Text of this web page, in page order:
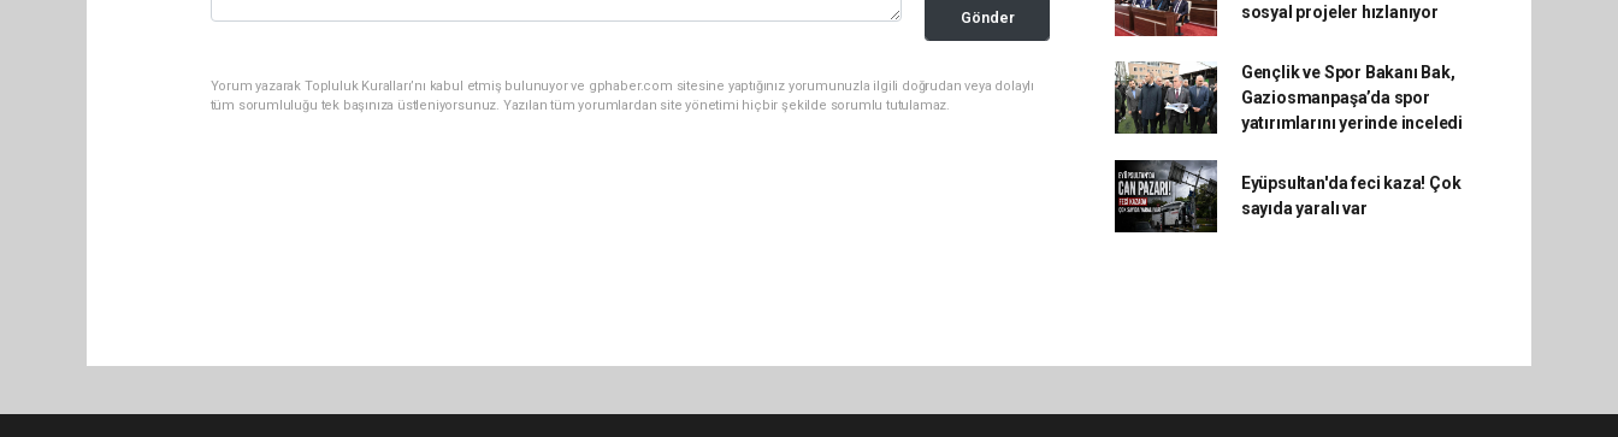
Gönder
Yorum yazarak Topluluk Kuralları’nı kabul etmiş bulunuyor ve gphaber.com sitesine yaptığınız yorumunuzla ilgili doğrudan veya dolaylı
tüm sorumluluğu tek başınıza üstleniyorsunuz. Yazılan tüm yorumlardan site yönetimi hiçbir şekilde sorumlu tutulamaz.
sosyal projeler hızlanıyor
Gençlik ve Spor Bakanı Bak,
Gaziosmanpaşa’da spor
yatırımlarını yerinde inceledi
Eyüpsultan'da feci kaza! Çok
sayıda yaralı var